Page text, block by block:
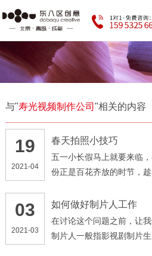
与"寿光视频制作公司 "相关的内容
19
2021-04
春天拍照小技巧
五一小长假马上就要来临
份正是百花齐放的时节，
03
2021-03
如何做好制片人工作
在讨论这个问题之前，让
制片人一般指影视剧制片